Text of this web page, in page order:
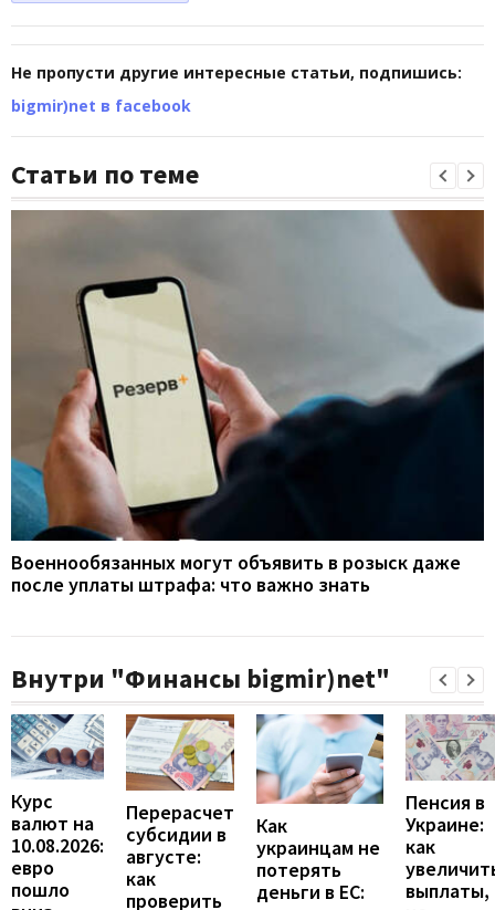
Не пропусти другие интересные статьи, подпишись:
bigmir)net в facebook
Статьи по теме
Военнообязанных могут объявить в розыск даже
после уплаты штрафа: что важно знать
Внутри "Финансы bigmir)net"
Курс
валют на
10.08.2026:
евро
пошло
Перерасчет
субсидии в
августе:
как
проверить
Как
украинцам не
потерять
деньги в ЕС:
Пенсия в
Украине:
как
выплаты,